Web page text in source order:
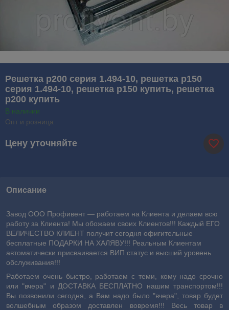
Решетка р200 серия 1.494-10, решетка р150
серия 1.494-10, решетка р150 купить, решетка
р200 купить
В наличии
Опт и розница
Цену уточняйте
Описание
Завод ООО Профивент ― работаем на Клиента и делаем всю
работу за Клиента! Мы обожаем своих Клиентов!!! Каждый ЕГО
ВЕЛИЧЕСТВО КЛИЕНТ получит сегодня офигительные
бесплатные ПОДАРКИ НА ХАЛЯВУ!!! Реальным Клиентам
автоматически присваивается ВИП статус и высший уровень
обслуживания!!!
Работаем очень быстро, работаем с теми, кому надо срочно
или "вчера" и ДОСТАВКА БЕСПЛАТНО нашим транспортом!!!
Вы позвонили сегодня, а Вам надо было "вчера", товар будет
волшебным образом доставлен вовремя!!! Весь товар в